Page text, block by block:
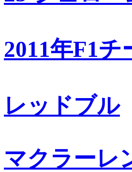
2011年F1チ
レッドブル
マクラーレ